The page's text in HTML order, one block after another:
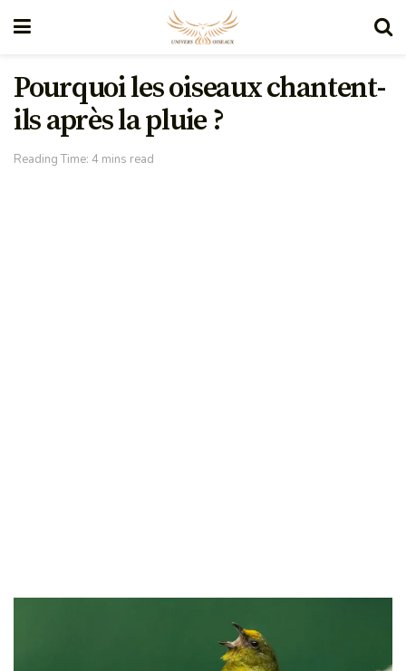
Pourquoi les oiseaux chantent-
ils après la pluie ?
Reading Time: 4 mins read